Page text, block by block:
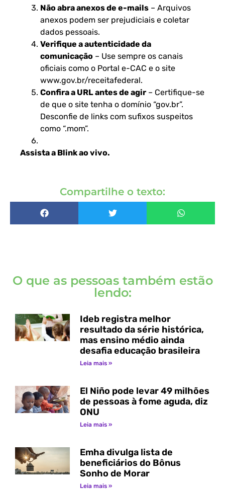
Não abra anexos de e-mails – Arquivos
anexos podem ser prejudiciais e coletar
dados pessoais.
Verifique a autenticidade da
comunicação – Use sempre os canais
oficiais como o Portal e-CAC e o site
www.gov.br/receitafederal.
Confira a URL antes de agir – Certifique-se
de que o site tenha o domínio “gov.br”.
Desconfie de links com sufixos suspeitos
como “.mom”.
Assista a Blink ao vivo.
Compartilhe o texto:
O que as pessoas também estão
lendo:
Ideb registra melhor
resultado da série histórica,
mas ensino médio ainda
desafia educação brasileira
Leia mais »
El Niño pode levar 49 milhões
de pessoas à fome aguda, diz
ONU
Leia mais »
Emha divulga lista de
beneficiários do Bônus
Sonho de Morar
Leia mais »